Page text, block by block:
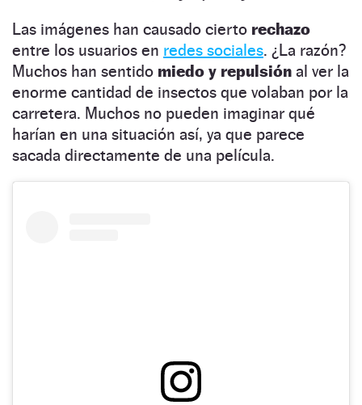
Las imágenes han causado cierto rechazo
entre los usuarios en redes sociales. ¿La razón?
Muchos han sentido miedo y repulsión al ver la
enorme cantidad de insectos que volaban por la
carretera. Muchos no pueden imaginar qué
harían en una situación así, ya que parece
sacada directamente de una película.